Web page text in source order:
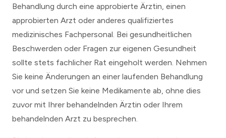
Behandlung durch eine approbierte Ärztin, einen
approbierten Arzt oder anderes qualifiziertes
medizinisches Fachpersonal. Bei gesundheitlichen
Beschwerden oder Fragen zur eigenen Gesundheit
sollte stets fachlicher Rat eingeholt werden. Nehmen
Sie keine Änderungen an einer laufenden Behandlung
vor und setzen Sie keine Medikamente ab, ohne dies
zuvor mit Ihrer behandelnden Ärztin oder Ihrem
behandelnden Arzt zu besprechen.